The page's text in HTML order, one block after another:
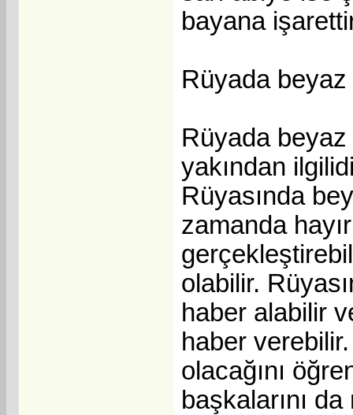
bayana
Rüyada
Rüyada
yakından
Rüyasında
zamanda
olabilir.
haber alabilir
haber
olacağını
başkalarını